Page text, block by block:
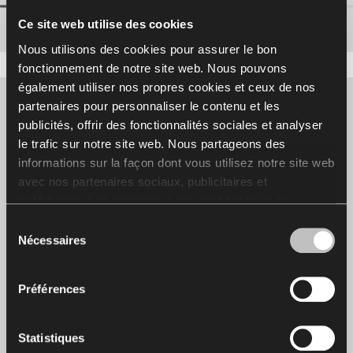
Ce site web utilise des cookies
Nous utilisons des cookies pour assurer le bon
fonctionnement de notre site web. Nous pouvons
également utiliser nos propres cookies et ceux de nos
partenaires pour personnaliser le contenu et les
publicités, offrir des fonctionnalités sociales et analyser
le trafic sur notre site web. Nous partageons des
informations sur la façon dont vous utilisez notre site web
avec nos partenaires sociaux, publicitaires et
analytiques. Les partenaires peuvent associer ces
obtenues lors de l'utilisation de leurs services.
concernant le marketing et les préférences de l’utilisateur
nécessite votre autorisation que vous pouvez donner en
vos accords, cliquez sur « Autoriser la sélection ». Vous
Nécessaires
Préférences
Statistiques
À propos du designer
Horst Stumpp, Manfred
Herrmann